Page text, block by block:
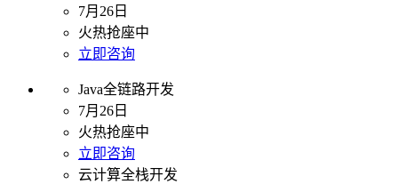
7月26日
火热抢座中
立即咨询
Java全链路开发
7月26日
火热抢座中
立即咨询
云计算全栈开发